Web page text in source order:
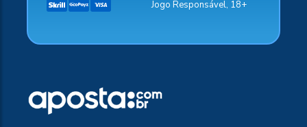
Jogo Responsável, 18+